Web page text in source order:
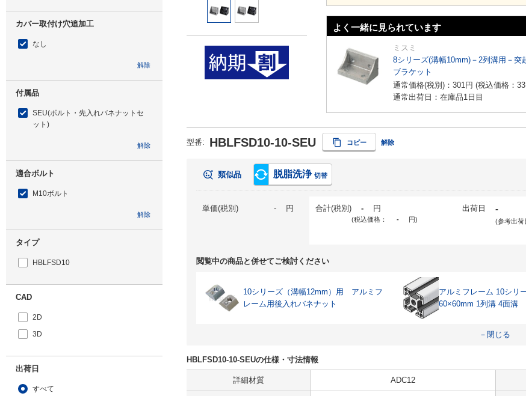
カバー取付け穴追加工
なし
解除
付属品
SEU(ボルト・先入れバネナットセ
ット)
解除
適合ボルト
M10ボルト
解除
タイプ
HBLFSD10
CAD
2D
3D
出荷日
すべて
よく一緒に見られています
ミスミ
8シリーズ(溝幅10mm)－2列溝用－突
ブラケット
通常価格(税別)： 301円 (税込価格：
通常出荷日：在庫品1日目
型番: HBLFSD10-10-SEU コピー 解除
類似品 脱脂洗浄 切替
単価(税別) - 円 合計(税別) - 円
(税込価格： - 円)
出荷日 -
(参考出荷
閲覧中の商品と併せてご検討ください
10シリーズ（溝幅12mm）用 アルミフ
レーム用後入れバネナット
アルミフレーム 10シリ
60×60mm 1列溝 4面溝
－閉じる
HBLFSD10-10-SEUの仕様・寸法情報
詳細材質 ADC12